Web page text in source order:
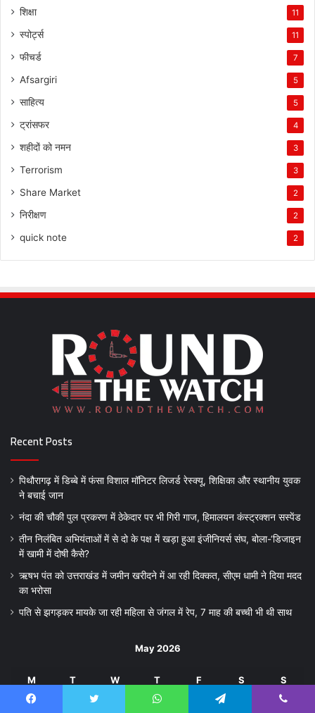
शिक्षा 11
स्पोर्ट्स 11
फीचर्ड 7
Afsargiri 5
साहित्य 5
ट्रांसफर 4
शहीदों को नमन 3
Terrorism 3
Share Market 2
निरीक्षण 2
quick note 2
Recent Posts
पिथौरागढ़ में डिब्बे में फंसा विशाल मॉनिटर लिजर्ड रेस्क्यू, शिक्षिका और स्थानीय युवक
ने बचाई जान
नंदा की चौकी पुल प्रकरण में ठेकेदार पर भी गिरी गाज, हिमालयन कंस्ट्रक्शन सस्पेंड
तीन निलंबित अभियंताओं में से दो के पक्ष में खड़ा हुआ इंजीनियर्स संघ, बोला-‘डिजाइन
में खामी में दोषी कैसे?
ऋषभ पंत को उत्तराखंड में जमीन खरीदने में आ रही दिक्कत, सीएम धामी ने दिया मदद
का भरोसा
पति से झगड़कर मायके जा रही महिला से जंगल में रेप, 7 माह की बच्ची भी थी साथ
May 2026
M T W T F S S